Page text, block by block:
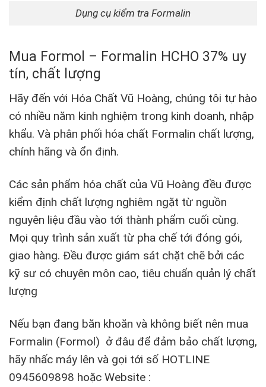
Dụng cụ kiểm tra Formalin
Mua Formol – Formalin HCHO 37% uy
tín, chất lượng
Hãy đến với Hóa Chất Vũ Hoàng, chúng tôi tự hào
có nhiều năm kinh nghiệm trong kinh doanh, nhập
khẩu. Và phân phối hóa chất Formalin chất lượng,
chính hãng và ổn định.
Các sản phẩm hóa chất của Vũ Hoàng đều được
kiểm định chất lượng nghiêm ngặt từ nguồn
nguyên liệu đầu vào tới thành phẩm cuối cùng.
Mọi quy trình sản xuất từ pha chế tới đóng gói,
giao hàng. Đều được giám sát chặt chẽ bởi các
kỹ sư có chuyên môn cao, tiêu chuẩn quản lý chất
lượng
Nếu bạn đang băn khoăn và không biết nên mua
Formalin (Formol) ở đâu để đảm bảo chất lượng,
hãy nhấc máy lên và gọi tới số HOTLINE
0945609898 hoặc Website :